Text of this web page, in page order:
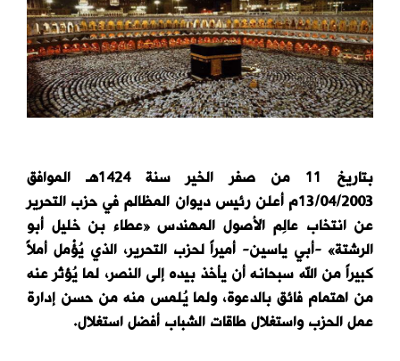
بتاريخ 11 من صفر الخير سنة 1424هـ الموافق
13/04/2003م أعلن رئيس ديوان المظالم في حزب التحرير
عن انتخاب عالِم الأصول المهندس «عطاء بن خليل أبو
الرشتة» -أبي ياسين- أميراً لحزب التحرير، الذي يُؤْمل أملاً
كبيراً من الله سبحانه أن يأخذ بيده إلى النصر، لما يُؤثر عنه
من اهتمام فائق بالدعوة، ولما يُلمس منه من حسن إدارة
عمل الحزب واستغلال طاقات الشباب أفضل استغلال.